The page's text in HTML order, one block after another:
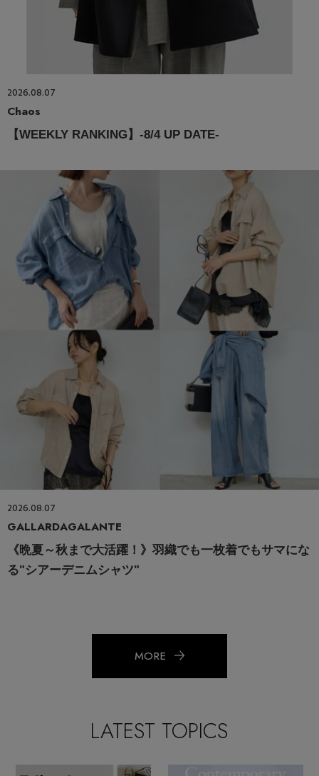
2026.08.07
Chaos
【WEEKLY RANKING】-8/4 UP DATE-
2026.08.07
GALLARDAGALANTE
《晩夏～秋まで大活躍！》羽織でも一枚着でもサマにな
る"シアーデニムシャツ"
MORE
LATEST TOPICS